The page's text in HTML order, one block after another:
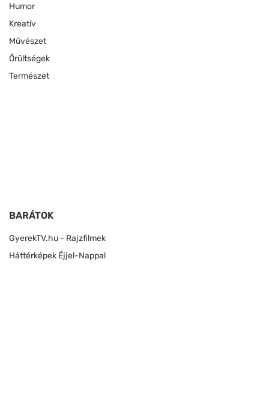
Humor
Kreatív
Művészet
Őrültségek
Természet
BARÁTOK
GyerekTV.hu - Rajzfilmek
Háttérképek Éjjel-Nappal